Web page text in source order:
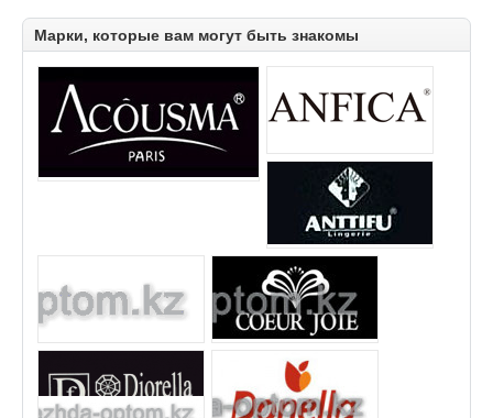
Марки, которые вам могут быть знакомы